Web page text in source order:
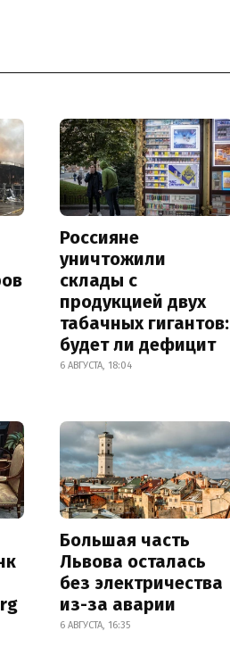
Россияне
уничтожили
склады с
продукцией двух
табачных гигантов:
будет ли дефицит
6 АВГУСТА, 18:04
Большая часть
Львова осталась
без электричества
из-за аварии
6 АВГУСТА, 16:35